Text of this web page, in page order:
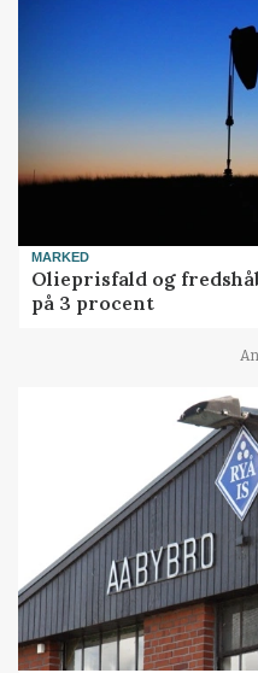
MARKED
Olieprisfald og
på 3 procent